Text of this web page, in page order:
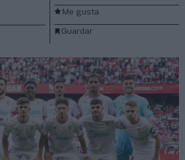
Guardar
Me gusta